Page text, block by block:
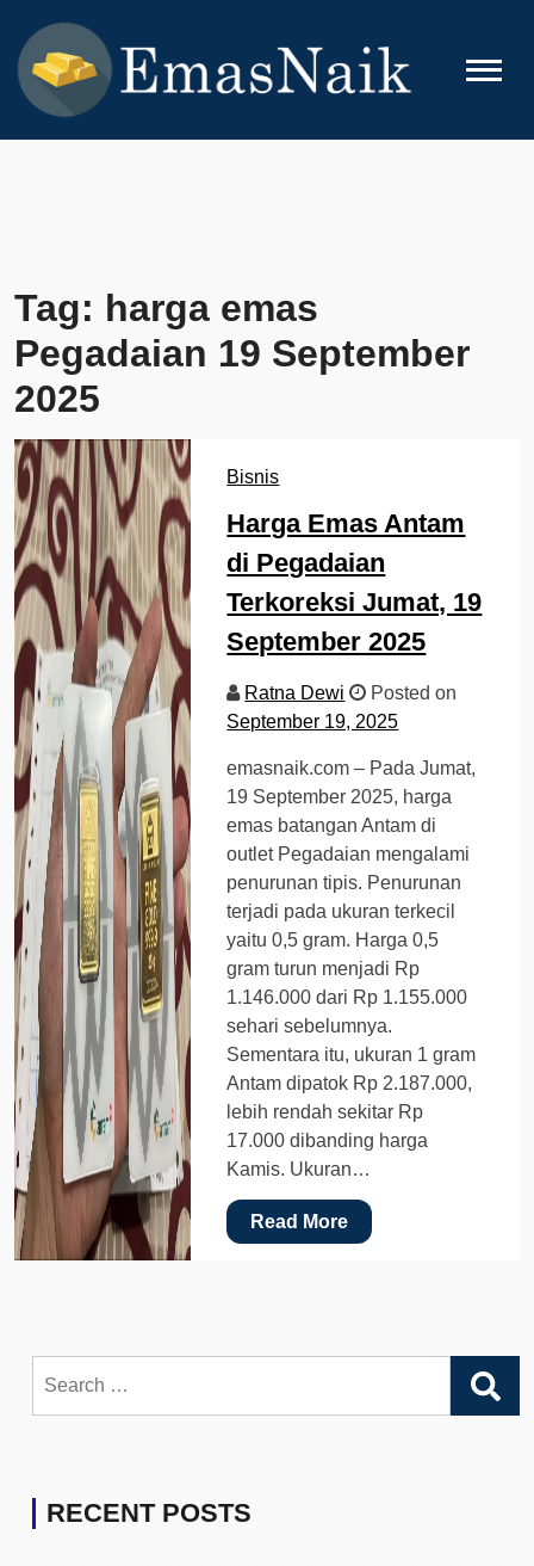
content
EMASNAIK
Topik Seputar Emas
Tag: harga emas
Pegadaian 19 September
2025
Bisnis
Harga Emas Antam
di Pegadaian
Terkoreksi Jumat, 19
September 2025
Ratna Dewi
Posted on
September 19, 2025
emasnaik.com – Pada Jumat,
19 September 2025, harga
emas batangan Antam di
outlet Pegadaian mengalami
penurunan tipis. Penurunan
terjadi pada ukuran terkecil
yaitu 0,5 gram. Harga 0,5
gram turun menjadi Rp
1.146.000 dari Rp 1.155.000
sehari sebelumnya.
Sementara itu, ukuran 1 gram
Antam dipatok Rp 2.187.000,
lebih rendah sekitar Rp
17.000 dibanding harga
Kamis. Ukuran…
Read More
for:
RECENT POSTS